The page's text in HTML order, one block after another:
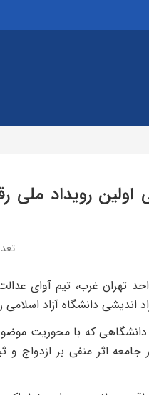
اولین رویداد
تهران غرب، تیم آوای
دانشگاه آزاد اسلامی
که با محوریت
اثر منفی بر ازدواج و